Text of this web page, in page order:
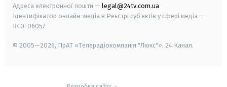
Адреса електронної пошти — legal@24tv.com.ua
Ідентифікатор онлайн-медіа в Реєстрі суб'єктів у сфері медіа —
R40-06057
© 2005—2026, ПрАТ «Телерадіокомпанія "Люкс"», 24 Канал.